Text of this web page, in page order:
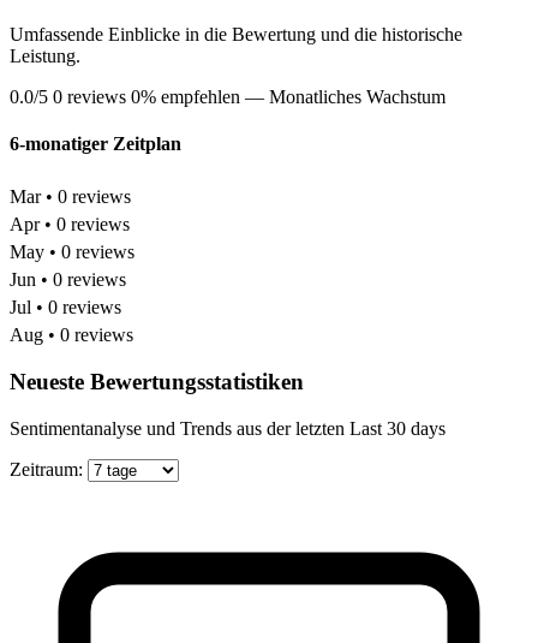
Umfassende Einblicke in die Bewertung und die historische
Leistung.
0.0/5 0 reviews 0% empfehlen — Monatliches Wachstum
6-monatiger Zeitplan
Mar • 0 reviews
Apr • 0 reviews
May • 0 reviews
Jun • 0 reviews
Jul • 0 reviews
Aug • 0 reviews
Neueste Bewertungsstatistiken
Sentimentanalyse und Trends aus der letzten Last 30 days
Zeitraum: